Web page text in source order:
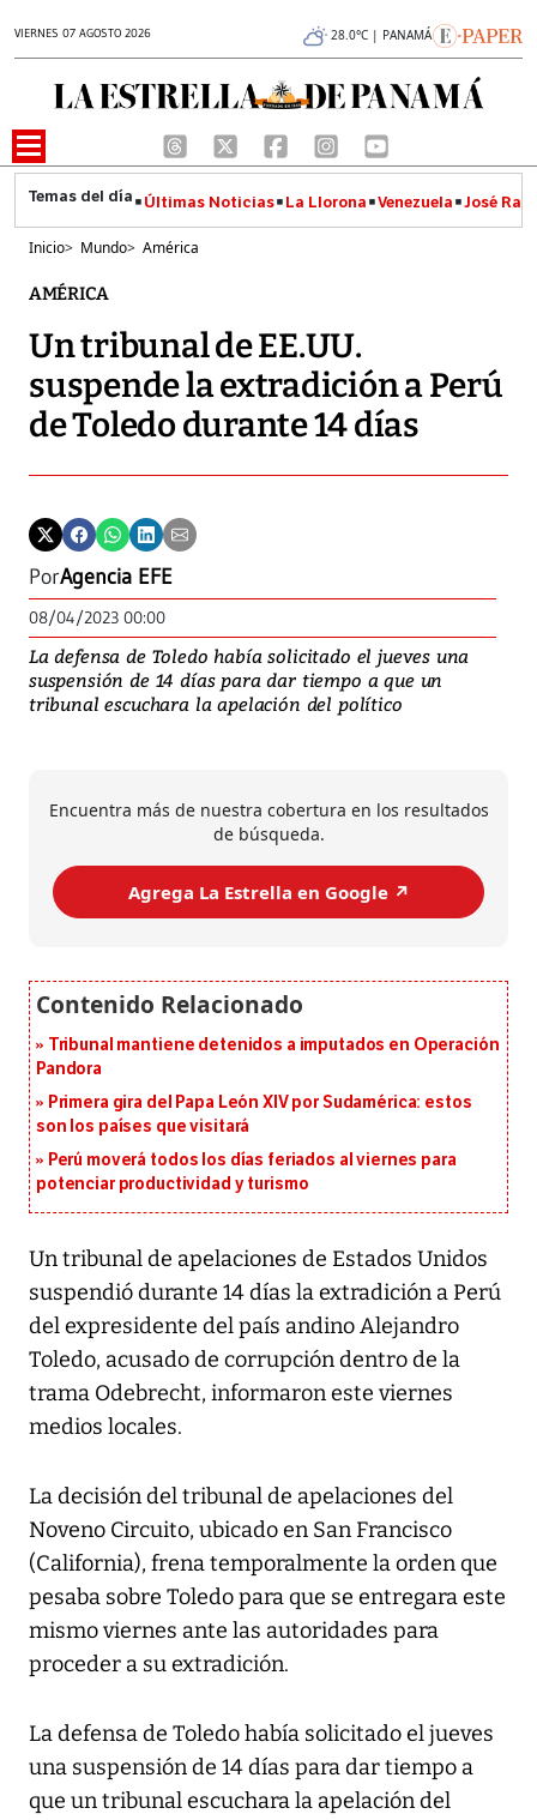
VIERNES 07 AGOSTO 2026 28.0°C | PANAMÁ
Últimas Noticias La Llorona Venezuela José
Inicio> Mundo> América
AMÉRICA
Un tribunal de EE.UU.
suspende la extradición a Perú
de Toledo durante 14 días
PorAgencia EFE
08/04/2023 00:00
La defensa de Toledo había solicitado el jueves una
suspensión de 14 días para dar tiempo a que un
tribunal escuchara la apelación del político
Encuentra más de nuestra cobertura en los resultados
de búsqueda.
Agrega La Estrella en Google ↗️
Tribunal mantiene detenidos a imputados en Operación
Pandora
Primera gira del Papa León XIV por Sudamérica: estos
son los países que visitará
Perú moverá todos los días feriados al viernes para
potenciar productividad y turismo
Un tribunal de apelaciones de Estados Unidos
suspendió durante 14 días la extradición a Perú
del expresidente del país andino Alejandro
Toledo, acusado de corrupción dentro de la
trama Odebrecht, informaron este viernes
medios locales.
La decisión del tribunal de apelaciones del
Noveno Circuito, ubicado en San Francisco
(California), frena temporalmente la orden que
pesaba sobre Toledo para que se entregara este
mismo viernes ante las autoridades para
proceder a su extradición.
La defensa de Toledo había solicitado el jueves
una suspensión de 14 días para dar tiempo a
que un tribunal escuchara la apelación del